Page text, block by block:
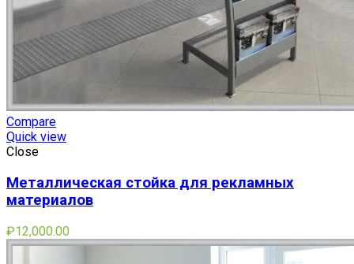
Compare
Quick view
Close
Металлическая стойка для рекламных
материалов
₽12,000.00